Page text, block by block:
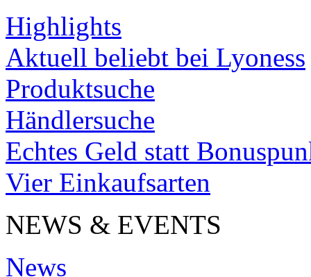
Highlights
Aktuell beliebt bei Lyoness
Produktsuche
Händlersuche
Echtes Geld statt
Vier Einkaufsarten
NEWS & EVENTS
News